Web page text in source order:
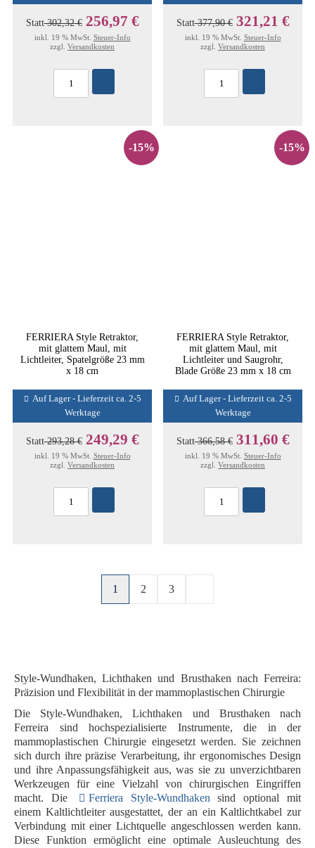
Statt302,32 € 256,97 €
inkl. 19 % MwSt. Steuer-Info
zzgl. Versandkosten
Statt377,90 € 321,21 €
inkl. 19 % MwSt. Steuer-Info
zzgl. Versandkosten
-15%
FERRIERA Style Retraktor,
mit glattem Maul, mit
Lichtleiter, Spatelgröße 23 mm
x 18 cm
Auf Lager - Lieferzeit ca. 2-5
Werktage
Statt293,28 € 249,29 €
inkl. 19 % MwSt. Steuer-Info
zzgl. Versandkosten
-15%
FERRIERA Style Retraktor,
mit glattem Maul, mit
Lichtleiter und Saugrohr,
Blade Größe 23 mm x 18 cm
Auf Lager - Lieferzeit ca. 2-5
Werktage
Statt366,58 € 311,60 €
inkl. 19 % MwSt. Steuer-Info
zzgl. Versandkosten
1 2 3
Style-Wundhaken, Lichthaken und Brusthaken nach Ferreira:
Präzision und Flexibilität in der mammoplastischen Chirurgie
Die Style-Wundhaken, Lichthaken und Brusthaken nach
Ferreira sind hochspezialisierte Instrumente, die in der
mammoplastischen Chirurgie eingesetzt werden. Sie zeichnen
sich durch ihre präzise Verarbeitung, ihr ergonomisches Design
und ihre Anpassungsfähigkeit aus, was sie zu unverzichtbaren
Werkzeugen für eine Vielzahl von chirurgischen Eingriffen
macht. Die
Ferriera Style-Wundhaken sind optional mit
einem Kaltlichtleiterausgestattet, der an ein Kaltlichtkabel zur
Verbindung mit einer Lichtquelle angeschlossen werden kann.
Diese Funktion ermöglicht eine optimale Ausleuchtung des